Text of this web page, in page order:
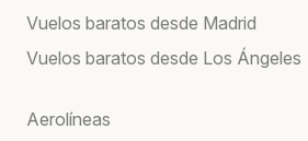
Vuelos baratos desde Madrid
Vuelos baratos desde Los Ángeles
Aerolíneas